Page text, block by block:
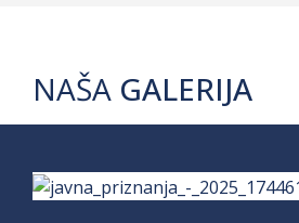
NAŠA GALERIJA